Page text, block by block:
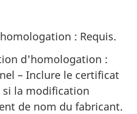
: Requis.
d'homologation :
– Inclure le certificat
la modification
de nom du fabricant.